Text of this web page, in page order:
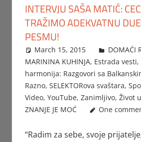
INTERVJU SAŠA MATIĆ:
TRAŽIMO ADEKVATNU
PESMU!
March 15, 2015 Beba
DOMAĆI
MARININA KUHINJA, Estrada vesti,
harmonija: Razgovori sa
Razno, SELEKTORova svaštara,
Video, YouTube, Zanimljivo, Život
ZNANJE JE MOĆ
One
“Radim za sebe, svoje